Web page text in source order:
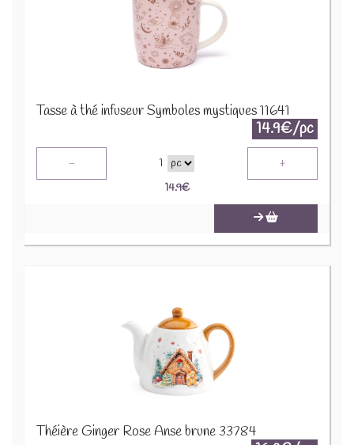
Tasse à thé infuseur Symboles mystiques 11641
14.9€/pc
- 1 +
14.9€
Théière Ginger Rose Anse brune 33784